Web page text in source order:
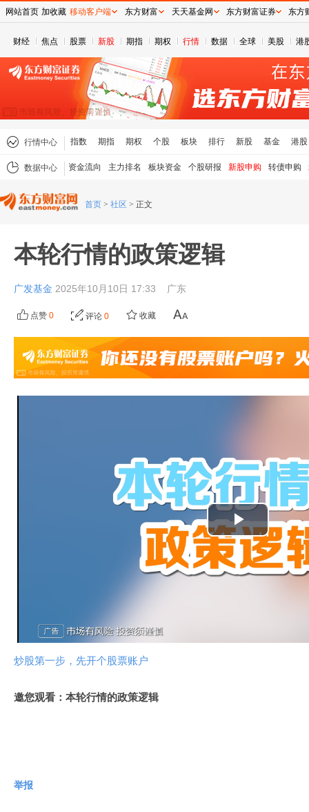
财经 焦点 股票 新股 期指 期权 行情 数据 全球 美股 港
行情中心 指数 期指 期权 个股 板块 排行 新股 基金 港股
数据中心 资金流向 主力排名 板块资金 个股研报 新股申购 转债申购
首页 > 社区 > 正文
本轮行情的政策逻辑
广发基金 2025年10月10日 17:33 广东
点赞 0 评论 0 收藏
播
放
炒股第一步，先开个股票账户
邀您观看：本轮行情的政策逻辑
举报
网站首页 加收藏 移动客户端 东方财富 天天基金网 东方财富证券 东方